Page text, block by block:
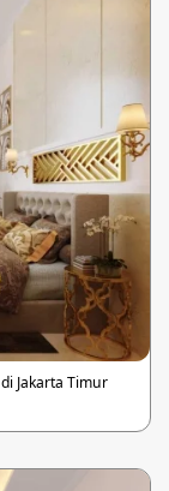
Jakarta Timur